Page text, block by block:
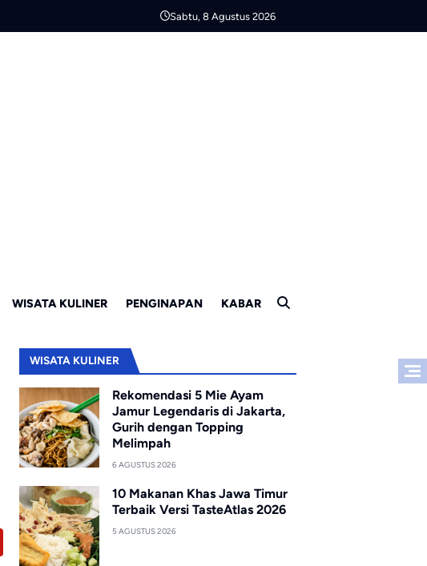
Sabtu, 8 Agustus 2026
WISATA KULINER PENGINAPAN KABAR
WISATA KULINER
Rekomendasi 5 Mie Ayam
Jamur Legendaris di Jakarta,
Gurih dengan Topping
Melimpah
6 AGUSTUS 2026
10 Makanan Khas Jawa Timur
Terbaik Versi TasteAtlas 2026
5 AGUSTUS 2026